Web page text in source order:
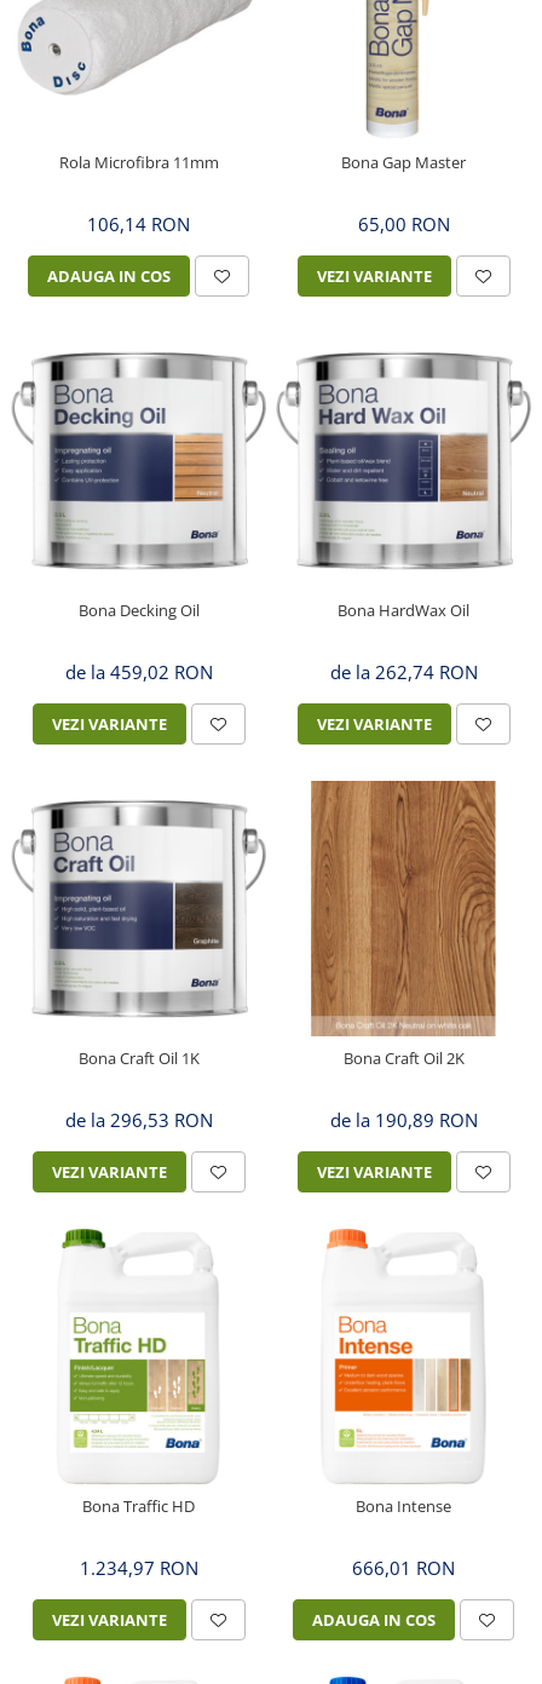
Rola Microfibra 11mm
106,14 RON
ADAUGA IN COS
Bona Gap Master
65,00 RON
VEZI VARIANTE
Bona Decking Oil
de la 459,02 RON
VEZI VARIANTE
Bona HardWax Oil
de la 262,74 RON
VEZI VARIANTE
Bona Craft Oil 1K
de la 296,53 RON
VEZI VARIANTE
Bona Craft Oil 2K
de la 190,89 RON
VEZI VARIANTE
Bona Traffic HD
1.234,97 RON
VEZI VARIANTE
Bona Intense
666,01 RON
ADAUGA IN COS